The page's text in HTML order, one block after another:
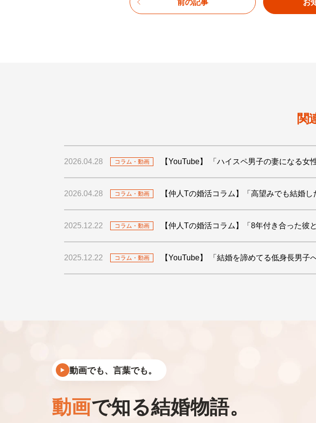
前の記事 お
関
2026.04.28 コラム・動画 【YouTube】 「ハイスペ男子の妻になる
2026.04.28 コラム・動画 【仲人Tの婚活コラム】「高望みでも結婚
2025.12.22 コラム・動画 【仲人Tの婚活コラム】「8年付き合った
2025.12.22 コラム・動画 【YouTube】 「結婚を諦めてる低身長男
動画でも、言葉でも。
動画で知る結婚物語。